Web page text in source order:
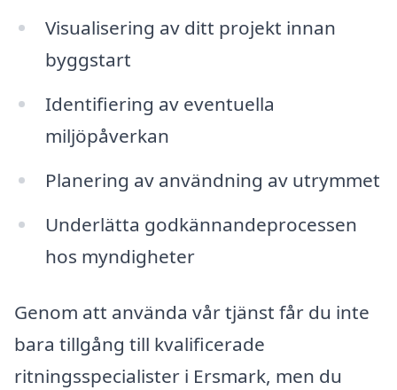
Visualisering av ditt projekt innan
byggstart
Identifiering av eventuella
miljöpåverkan
Planering av användning av utrymmet
Underlätta godkännandeprocessen
hos myndigheter
Genom att använda vår tjänst får du inte
bara tillgång till kvalificerade
ritningsspecialister i Ersmark, men du